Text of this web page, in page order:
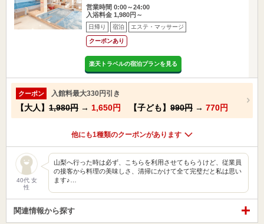
営業時間 0:00～24:00
入浴料金 1,980円～
日帰り 宿泊 エステ・マッサージ
クーポンあり
楽天トラベルの宿泊プランを見る
クーポン 入館料最大330円引き
【大人】 1,980円 → 1,650円 【子ども】 990円 → 770円
他にも1種類のクーポンがあります
40代 女
性
山梨へ行った時は必ず、こちらを利用させてもらうけど、従業員
の接客から料理の美味しさ、清掃にかけて全て完璧だと私は思い
ます♪…
関連情報から探す